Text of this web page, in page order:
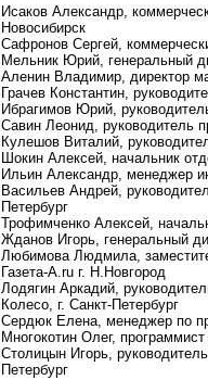
Исаков Александр,
Новосибирск
Сафронов Сергей,
Мельник Юрий, генеральный
Аленин Владимир, директор
Грачев Константин,
Ибрагимов Юрий,
Савин Леонид, руководитель
Кулешов Виталий,
Шокин Алексей, начальник
Ильин Александр, менеджер
Васильев Андрей,
Петербург
Трофимченко Алексей,
Жданов Игорь, генеральный
Любимова Людмила,
Газета-А.ru г. Н.Новгород
Лодягин Аркадий,
Колесо, г. Санкт-Петербург
Сердюк Елена, менеджер по
Многокотин Олег,
Столицын Игорь,
Петербург